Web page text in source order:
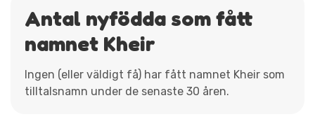
Antal nyfödda som fått
namnet Kheir
Ingen (eller väldigt få) har fått namnet Kheir som
tilltalsnamn under de senaste 30 åren.